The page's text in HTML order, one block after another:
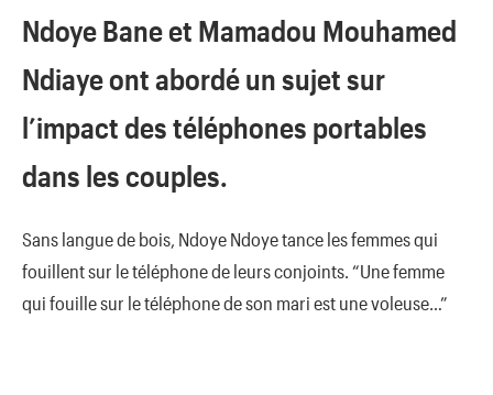
Ndoye Bane et Mamadou Mouhamed
Ndiaye ont abordé un sujet sur
l’impact des téléphones portables
dans les couples.
Sans langue de bois, Ndoye Ndoye tance les femmes qui
fouillent sur le téléphone de leurs conjoints. “Une femme
qui fouille sur le téléphone de son mari est une voleuse…”